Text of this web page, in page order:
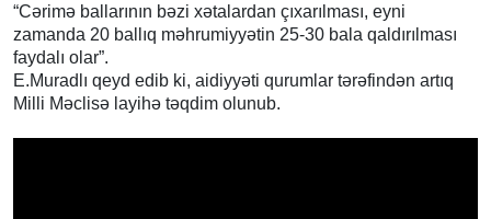
“Cərimə ballarının bəzi xətalardan çıxarılması, eyni
zamanda 20 ballıq məhrumiyyətin 25-30 bala qaldırılması
faydalı olar”.
E.Muradlı qeyd edib ki, aidiyyəti qurumlar tərəfindən artıq
Milli Məclisə layihə təqdim olunub.